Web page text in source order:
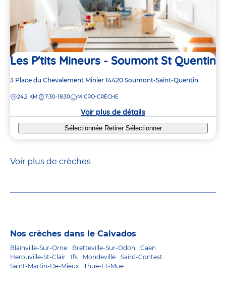
Les P'tits Mineurs - Soumont St Quentin
Adresse
la
3 Place du Chevalement Minier 14420 Soumont-Saint-Quentin
DISTANCE
24,2 KM 7:30-18:30 MICRO-CRÈCHE
Voir plus de détails
Sélectionnée Retirer Sélectionner
Voir plus de crèches
Nos crèches dans le Calvados
Blainville-Sur-Orne Bretteville-Sur-Odon
Caen
Herouville-St-Clair
Ifs Mondeville
Saint-Contest
Saint-Martin-De-Mieux
Thue-Et-Mue